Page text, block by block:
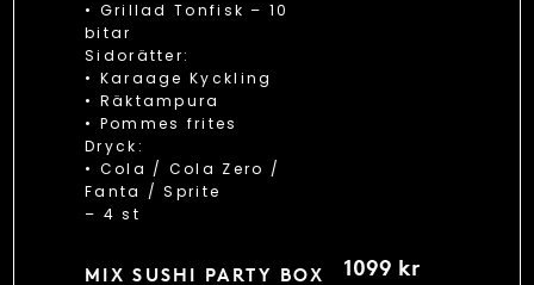
• Grillad Tonfisk – 10
bitar
Sidorätter:
• Karaage Kyckling
• Räktampura
• Pommes frites
Dryck:
• Cola / Cola Zero /
Fanta / Sprite
– 4 st
MIX SUSHI PARTY BOX 1099 kr